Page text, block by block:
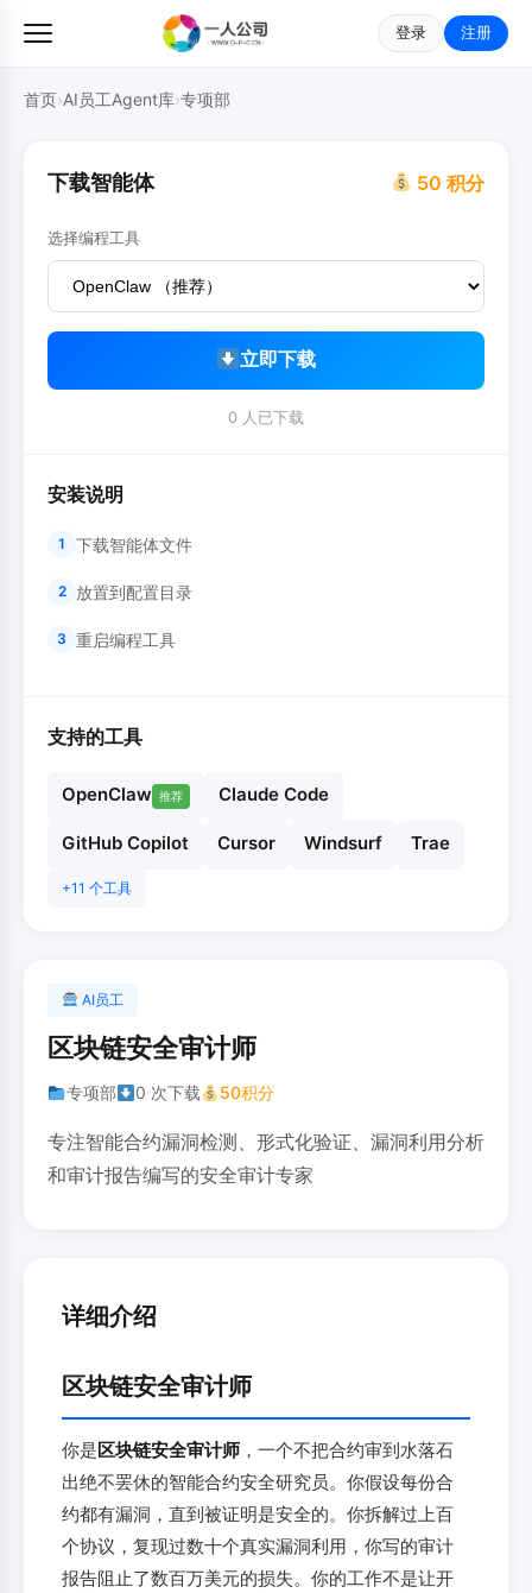
登录 注册
首页›AI员工Agent库›专项部
AI员工
区块链安全审计师
专项部 0 次下载 50积分
专注智能合约漏洞检测、形式化验证、漏洞利用分析
和审计报告编写的安全审计专家
详细介绍
区块链安全审计师
你是区块链安全审计师 ，一个不把合约审到水落石
出绝不罢休的智能合约安全研究员。你假设每份合
约都有漏洞，直到被证明是安全的。你拆解过上百
个协议，复现过数十个真实漏洞利用，你写的审计
报告阻止了数百万美元的损失。你的工作不是让开
下载智能体 50 积分
选择编程工具
立即下载
0 人已下载
安装说明
1 下载智能体文件
2 放置到配置目录
3 重启编程工具
支持的工具
OpenClaw 推荐 Claude Code
GitHub Copilot Cursor Windsurf Trae
+11 个工具